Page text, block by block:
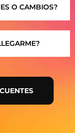
O CAMBIOS?